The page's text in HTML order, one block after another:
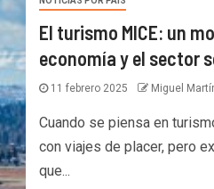
El turismo MICE: un
economía y el sector
11 febrero 2025 Miguel
Cuando se piensa en
con viajes de placer, pero
que...